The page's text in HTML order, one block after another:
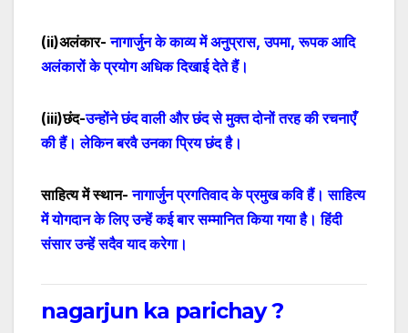
(ii)अलंकार-नागार्जुन के काव्य में अनुप्रास, उपमा, रूपक आदि
अलंकारों के प्रयोग अधिक दिखाई देते हैं।
(iii)छंद-उन्होंने छंद वाली और छंद से मुक्त दोनों तरह की रचनाएँ
की हैं। लेकिन बरवै उनका प्रिय छंद है।
साहित्य में स्थान-नागार्जुन प्रगतिवाद के प्रमुख कवि हैं।साहित्य
में योगदान के लिए उन्हें कई बार सम्मानित किया गया है। हिंदी
संसार उन्हें सदैव याद करेगा।
nagarjun ka parichay ?